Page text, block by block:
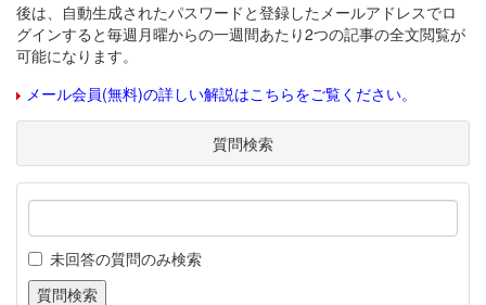
後は、自動生成されたパスワードと登録したメールアドレスでロ
グインすると毎週月曜からの一週間あたり2つの記事の全文閲覧が
可能になります。
メール会員(無料)の詳しい解説はこちらをご覧ください。
質問検索
未回答の質問のみ検索